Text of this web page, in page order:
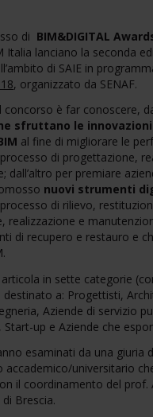
di BIM&DIGITAL
Italia lanciano la seconda
di SAIE in
, organizzato da SENAF.
concorso è far conoscere,
sfruttano le
al fine di migliorare le
di progettazione,
dall’altro per premiare
nuovi strumenti
di rilievo,
realizzazione e
di recupero e restauro e
in sette categorie
destinato a: Progettisti,
Aziende di servizio
Start-up e Aziende che
esaminati da una giuria
accademico/universitario
il coordinamento del prof.
di Brescia.